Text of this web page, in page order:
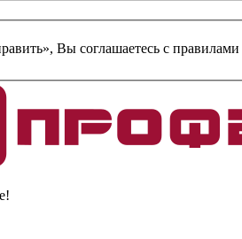
Вы соглашаетесь c правилами